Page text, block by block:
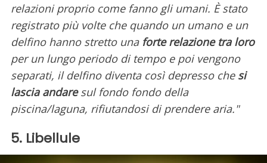
relazioni proprio come fanno gli umani. È stato
registrato più volte che quando un umano e un
delfino hanno stretto unaforte relazione tra loro
per un lungo periodo di tempo e poi vengono
separati, il delfino diventa così depresso che si
lascia andaresul fondo fondo della
piscina/laguna, rifiutandosi di prendere aria."
5. Libellule